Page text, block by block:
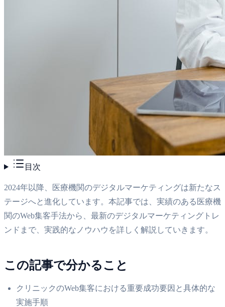
目次
2024年以降、医療機関のデジタルマーケティングは新たなス
テージへと進化しています。本記事では、実績のある医療機
関のWeb集客手法から、最新のデジタルマーケティングトレ
ンドまで、実践的なノウハウを詳しく解説していきます。
この記事で分かること
クリニックのWeb集客における重要成功要因と具体的な
実施手順